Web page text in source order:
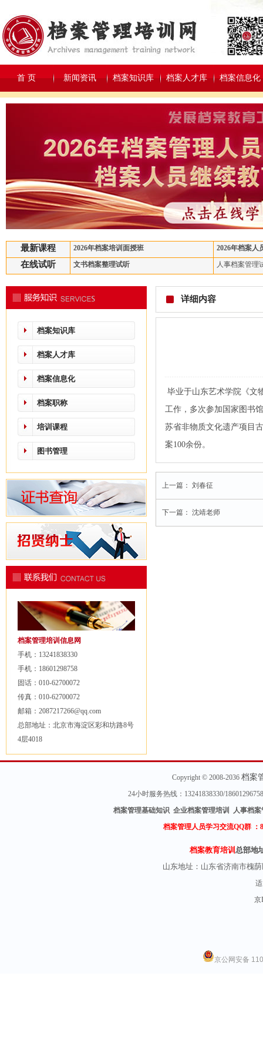
首 页 新闻资讯 档案知识库 档案人才库 档案信息化
最新课程 2026年档案培训面授班 2026年档案人
在线试听 文书档案整理试听 人事档案管理
档案知识库
档案人才库
档案信息化
档案职称
培训课程
图书管理
档案管理培训信息网
手机：13241838330
手机：18601298758
固话：010-62700072
传真：010-62700072
邮箱：2087217266@qq.com
总部地址：北京市海淀区彩和坊路8号
4层4018
详细内容
毕业于山东艺术学院《文
工作，多次参加国家图书
苏省非物质文化遗产项目
案100余份。
上一篇： 刘春征
下一篇： 沈靖老师
Copyright © 2008-2036 档案
24小时服务热线：13241838330/
档案管理基础知识 企业档案管理培训 人事档
档案管理人员学习交流QQ群 ：
档案教育培训总部地
山东地址： 山东省济南市槐
京
京公网安备